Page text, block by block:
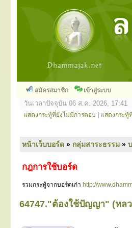
สมัครสมาชิก เข้าสู่ระบบ
วันเวลาปัจจุบัน 06 ส.ค. 2026, 17:41
แสดงกระทู้ที่ยังไม่มีการตอบ แสดงกระทู้
หน้าเว็บบอร์ด » กลุ่มสาระธรรม »
กฎการใช้บอร์ด
รวมกระทู้จากบอร์ดเก่า http://
64747."ต้องใช้ปัญญา" (หลว